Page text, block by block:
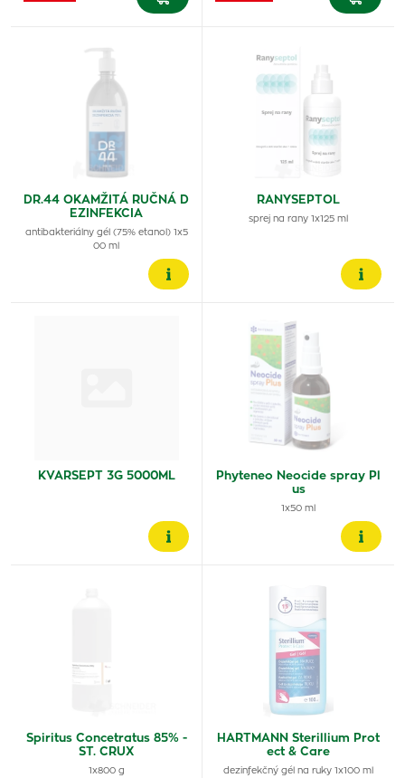
DR.44 OKAMŽITÁ RUČNÁ D
EZINFEKCIA
antibakteriálny gél (75% etanol) 1x5
00 ml
RANYSEPTOL
sprej na rany 1x125 ml
KVARSEPT 3G 5000ML
Phyteneo Neocide spray Pl
us
1x50 ml
Spiritus Concetratus 85% -
ST. CRUX
1x800 g
HARTMANN Sterillium Prot
ect & Care
dezinfekčný gél na ruky 1x100 ml